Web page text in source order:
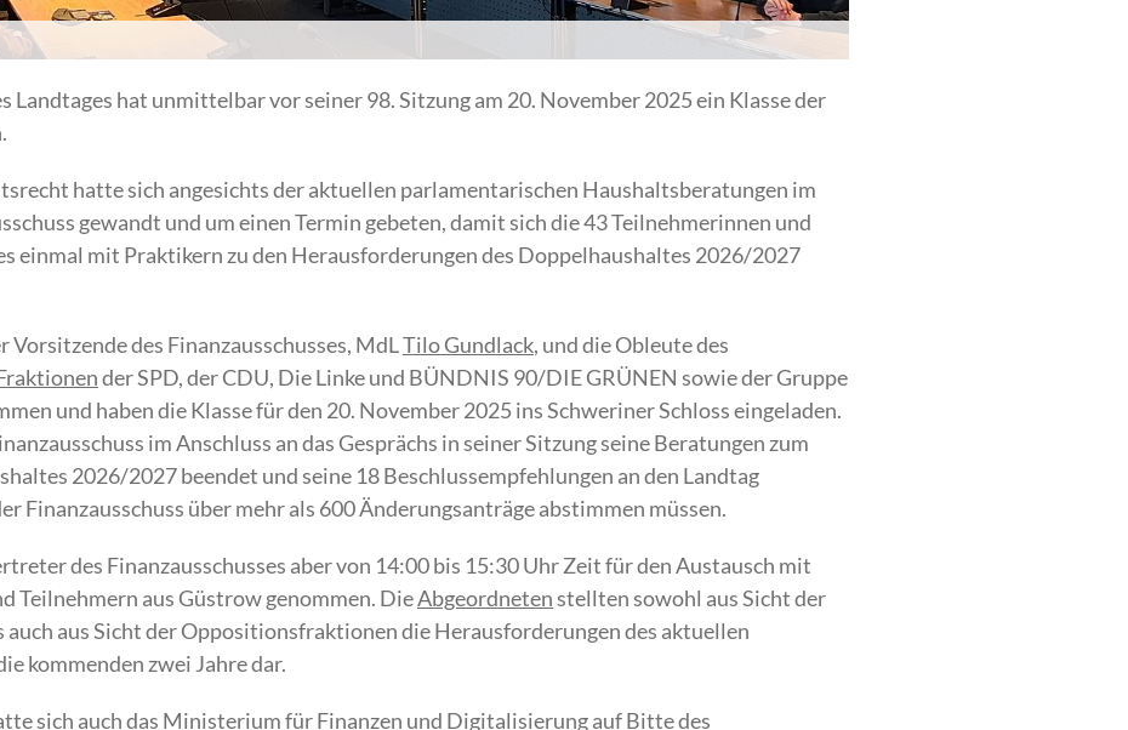
Landtages hat unmittelbar vor seiner 98. Sitzung am 20. November 2025 ein Klasse der
hatte sich angesichts der aktuellen parlamentarischen Haushaltsberatungen im
gewandt und um einen Termin gebeten, damit sich die 43 Teilnehmerinnen und
einmal mit Praktikern zu den Herausforderungen des Doppelhaushaltes 2026/2027
Vorsitzende des Finanzausschusses, MdLTilo Gundlack, und die Obleute des
der SPD, der CDU, Die Linke und BÜNDNIS 90/DIE GRÜNEN sowie der Gruppe
und haben die Klasse für den 20. November 2025 ins Schweriner Schloss eingeladen.
im Anschluss an das Gesprächs in seiner Sitzung seine Beratungen zum
2026/2027 beendet und seine 18 Beschlussempfehlungen an den Landtag
Finanzausschuss über mehr als 600 Änderungsanträge abstimmen müssen.
des Finanzausschusses aber von 14:00 bis 15:30 Uhr Zeit für den Austausch mit
Teilnehmern aus Güstrow genommen. DieAbgeordnetenstellten sowohl aus Sicht der
aus Sicht der Oppositionsfraktionen die Herausforderungen des aktuellen
kommenden zwei Jahre dar.
sich auch das Ministerium für Finanzen und Digitalisierung auf Bitte des